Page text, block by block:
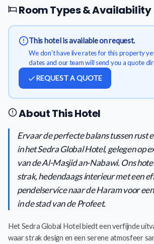
Room Types & Availability
This hotel is available on request.
We don't have live rates for this property
dates and our team will send you a quote
REQUEST A QUOTE
About This Hotel
Ervaar de perfecte balans tussen rust
in het Sedra Global Hotel, gelegen op
van de Al-Masjid an-Nabawi. Ons
strak, hedendaags interieur met een
pendelservice naar de Haram voor
in de stad van de Profeet.
Het Sedra Global Hotel biedt een verfijnde
waar strak design en een serene atmosfeer